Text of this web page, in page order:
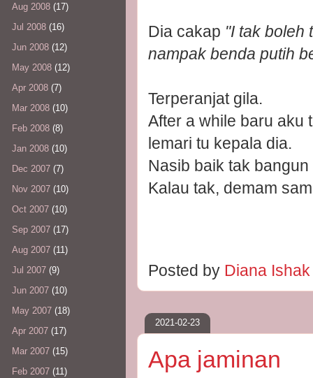
Dia cakap "I tak boleh
nampak benda putih
Terperanjat gila.
After a while baru aku
lemari tu kepala dia.
Nasib baik tak
Kalau tak, demam
Posted by Diana
2021-02-23
Apa jaminan
Aug 2008 (17)
Jul 2008 (16)
Jun 2008 (12)
May 2008 (12)
Apr 2008 (7)
Mar 2008 (10)
Feb 2008 (8)
Jan 2008 (10)
Dec 2007 (7)
Nov 2007 (10)
Oct 2007 (10)
Sep 2007 (17)
Aug 2007 (11)
Jul 2007 (9)
Jun 2007 (10)
May 2007 (18)
Apr 2007 (17)
Mar 2007 (15)
Feb 2007 (11)